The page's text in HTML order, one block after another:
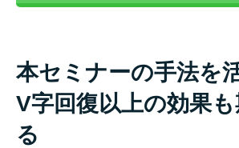
本セミナーの手法を
V字回復以上の効果
る